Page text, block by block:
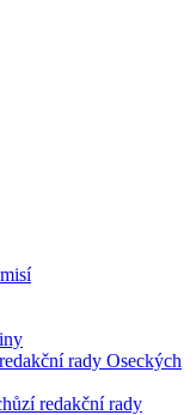
rady Oseckých
redakční rady